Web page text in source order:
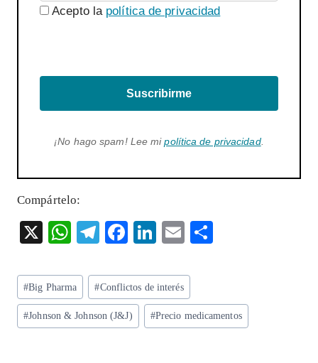
Acepto la política de privacidad
Suscribirme
¡No hago spam! Lee mipolítica de privacidad.
Compártelo:
X
W
ts
A
p
T
eg
ra
m
F
eb
o
o
Li
ke
dI
n
E
ai
l
Etiquetas
de
la
#Big Pharma #Conflictos de interés
#Johnson & Johnson (J&J) #Precio medicamentos